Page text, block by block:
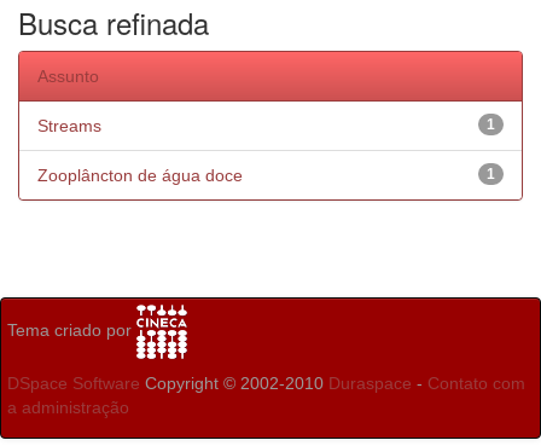
Busca refinada
Assunto
1
Streams
1
Zooplâncton de água doce
Tema criado por
DSpace Software Copyright © 2002-2010 Duraspace - Contato com
a administração